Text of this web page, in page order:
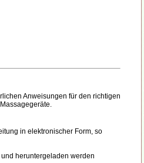
Anweisungen für den richtigen
in elektronischer Form, so
heruntergeladen werden